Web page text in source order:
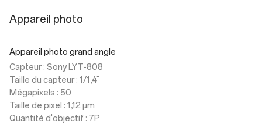
Appareil photo
Appareil photo grand angle
Capteur : Sony LYT-808
Taille du capteur : 1/1,4"
Mégapixels : 50
Taille de pixel : 1,12 µm
Quantité d'objectif : 7P